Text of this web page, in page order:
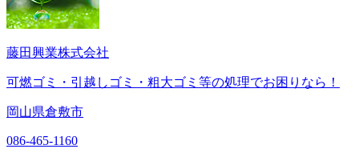
藤田興業株式会社
可燃ゴミ・引越しゴミ・粗大ゴミ等の処理でお困りなら！
岡山県倉敷市
086-465-1160